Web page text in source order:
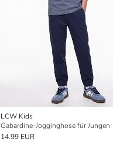
LCW Kids
Gabardine-Jogginghose für Jungen
14.99 EUR